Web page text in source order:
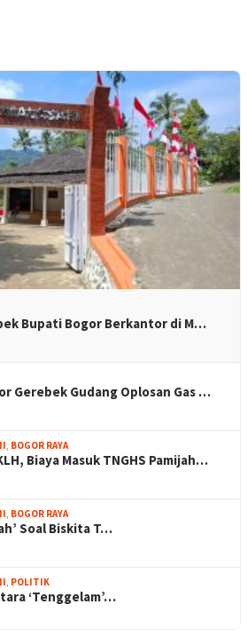
Bupati Bogor Berkantor di M…
Gerebek Gudang Oplosan Gas …
, BOGOR RAYA
Biaya Masuk TNGHS Pamijah…
, BOGOR RAYA
Soal Biskita T…
, POLITIK
‘Tenggelam’…